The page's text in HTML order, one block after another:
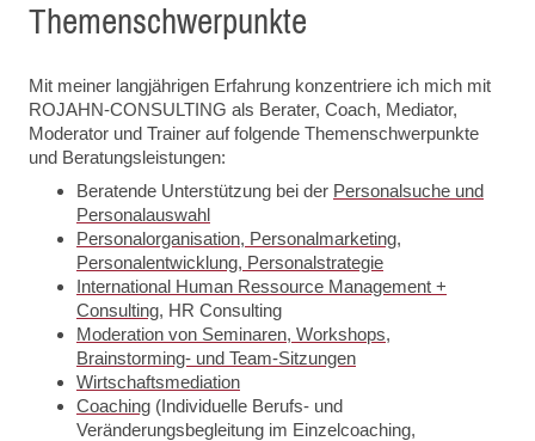
Themenschwerpunkte
Mit meiner langjährigen Erfahrung konzentriere ich mich mit
ROJAHN-CONSULTING als Berater, Coach, Mediator,
Moderator und Trainer auf folgende Themenschwerpunkte
und Beratungsleistungen:
Beratende Unterstützung bei der Personalsuche und
Personalauswahl
Personalorganisation, Personalmarketing,
Personalentwicklung, Personalstrategie
International Human Ressource Management +
Consulting, HR Consulting
Moderation von Seminaren, Workshops,
Brainstorming- und Team-Sitzungen
Wirtschaftsmediation
Coaching (Individuelle Berufs- und
Veränderungsbegleitung im Einzelcoaching,